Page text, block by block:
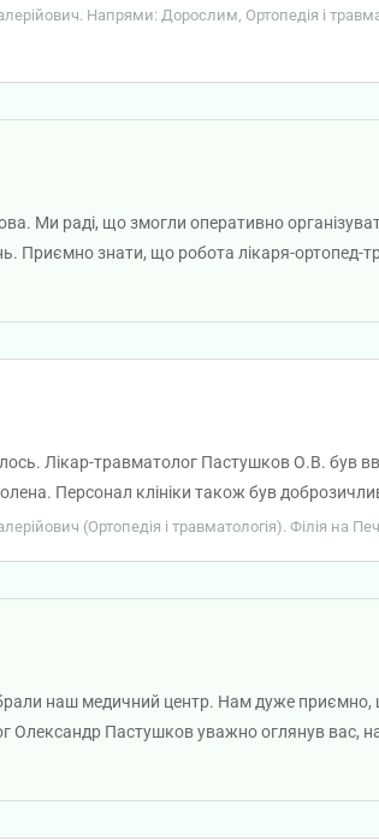
Напрями: Дорослим, Ортопедія і
Ми раді, що змогли оперативно
Приємно знати, що робота лікаря-
Лікар-травматолог Пастушков О.В. був
Персонал клініки також був
(Ортопедія і травматологія). Філія на
наш медичний центр. Нам дуже
Пастушков уважно оглянув вас,